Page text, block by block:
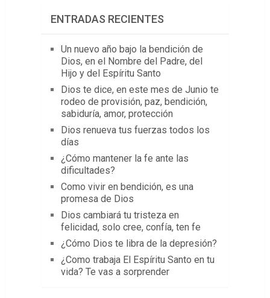
ENTRADAS RECIENTES
Un nuevo año bajo la bendición de
Dios, en el Nombre del Padre, del
Hijo y del Espíritu Santo
Dios te dice, en este mes de Junio te
rodeo de provisión, paz, bendición,
sabiduría, amor, protección
Dios renueva tus fuerzas todos los
días
¿Cómo mantener la fe ante las
dificultades?
Como vivir en bendición, es una
promesa de Dios
Dios cambiará tu tristeza en
felicidad, solo cree, confía, ten fe
¿Cómo Dios te libra de la depresión?
¿Como trabaja El Espíritu Santo en tu
vida? Te vas a sorprender